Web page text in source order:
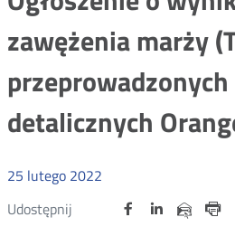
zawężenia marży
detalicznych
25 lutego 2022
Udostępnij
Udostępnij
Otwórz Udostępnij
na
OtwórzUdostępnij
na
Otwórz
przez